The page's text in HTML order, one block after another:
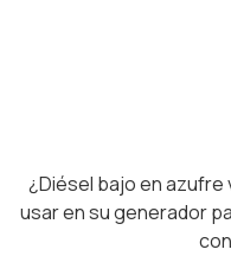
¿Diésel bajo en azufre
usar en su generador